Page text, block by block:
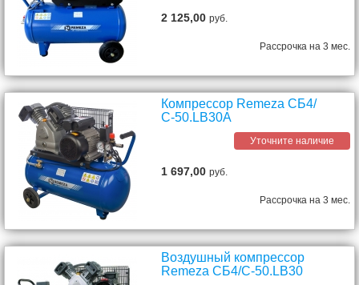
2 125,00руб.
Рассрочка на 3 мес.
Компрессор Remeza СБ4/
С-50.LB30A
Уточните наличие
1 697,00руб.
Рассрочка на 3 мес.
Воздушный компрессор
Remeza СБ4/С-50.LB30